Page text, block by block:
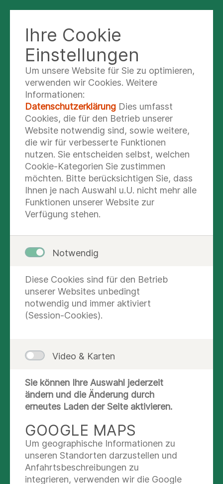
Physiotherapie und
Osteopathie am
Kampnagel – Ihr Weg
zu Wohlbefinden
In unserer modernen Physiotherapiepraxis
bieten wir Ihnen maßgeschneiderte
Behandlungen, die auf Ihre individuellen
Bedürfnisse abgestimmt sind. Ob nach
einer Verletzung, bei chronischen
12. Okt. 2024
Hamburg
Facharztzentrum an der Kampnagelfabrik
Manuelle Therapie & Krankengymnastik:
Schmerzlinderung und Mobilisation.
Rehabilitation: Begleitung nach Operationen
Prävention:
Vorbeugende Maßnahmen, um
Beschwerden vorzubeugen.
Sportphysiotherapie:Spezielle Programme
für Sportler zur Optimierung der Leistung.
Ihre Cookie
Einstellungen
Um unsere Website für Sie zu optimieren,
verwenden wir Cookies. Weitere
Informationen:
Datenschutzerklärung Dies umfasst
Cookies, die für den Betrieb unserer
Website notwendig sind, sowie weitere,
die wir für verbesserte Funktionen
nutzen. Sie entscheiden selbst, welchen
Cookie-Kategorien Sie zustimmen
möchten. Bitte berücksichtigen Sie, dass
Ihnen je nach Auswahl u.U. nicht mehr alle
Funktionen unserer Website zur
Verfügung stehen.
Notwendig
Diese Cookies sind für den Betrieb
unserer Websites unbedingt
notwendig und immer aktiviert
(Session-Cookies).
Video & Karten
Sie können Ihre Auswahl jederzeit
ändern und die Änderung durch
erneutes Laden der Seite aktivieren.
GOOGLE MAPS
Um geographische Informationen zu
unseren Standorten darzustellen und
Anfahrtsbeschreibungen zu
integrieren, verwenden wir die Google